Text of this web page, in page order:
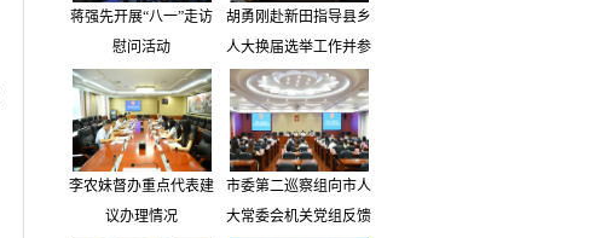
蒋强先开展“八一”走访
慰问活动
胡勇刚赴新田指导县乡
人大换届选举工作并参
加市人大代表小组主题
活动
李农妹督办重点代表建
议办理情况
市委第二巡察组向市人
大常委会机关党组反馈